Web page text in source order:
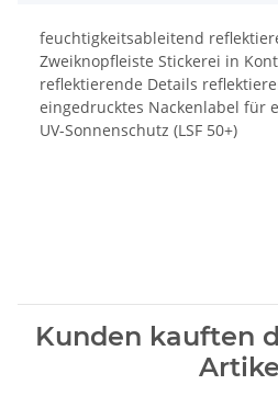
feuchtigkeitsableitend
Zweiknopfleiste Stickerei in
reflektierende Details
eingedrucktes Nackenlabel für
UV-Sonnenschutz (LSF 50+)
Kunden kauften